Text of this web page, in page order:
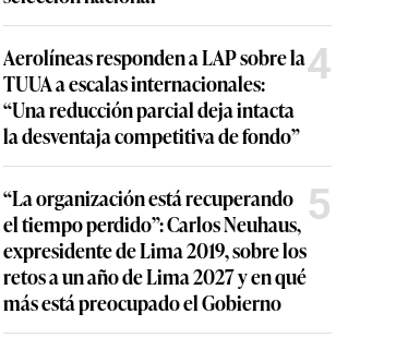
Aerolíneas responden a LAP sobre la
TUUA a escalas internacionales:
“Una reducción parcial deja intacta
la desventaja competitiva de fondo”
4
“La organización está recuperando
el tiempo perdido”: Carlos Neuhaus,
expresidente de Lima 2019, sobre los
retos a un año de Lima 2027 y en qué
más está preocupado el Gobierno
5